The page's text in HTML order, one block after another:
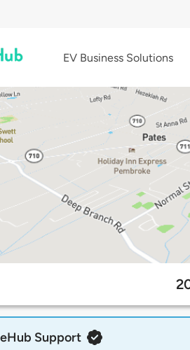
EV Business Solutions
Support